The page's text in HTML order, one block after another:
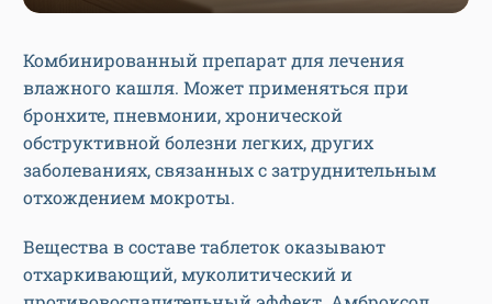
Комбинированный препарат для лечения
влажного кашля. Может применяться при
бронхите, пневмонии, хронической
обструктивной болезни легких, других
заболеваниях, связанных с затруднительным
отхождением мокроты.
Вещества в составе таблеток оказывают
отхаркивающий, муколитический и